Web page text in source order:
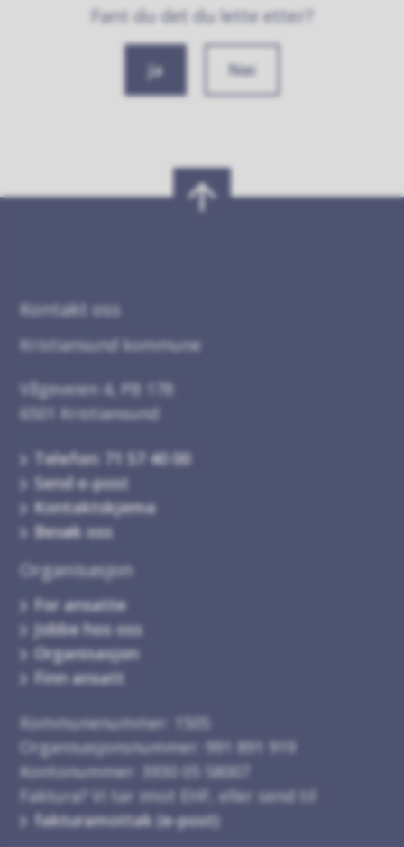
Fant du det du lette etter?
Ja Nei
Kontakt oss
Kristiansund kommune
Vågeveien 4, PB 178
6501 Kristiansund
Telefon: 71 57 40 00
Send e-post
Kontaktskjema
Besøk oss
Organisasjon
For ansatte
Jobbe hos oss
Organisasjon
Finn ansatt
Kommunenummer: 1505
Organisasjonsnummer: 991 891 919
Kontonummer: 3930 05 58007
Faktura? Vi tar imot EHF, eller send til
fakturamottak (e-post)